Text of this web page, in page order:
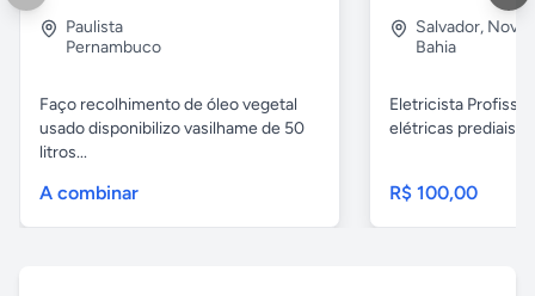
Paulista
Pernambuco
Faço recolhimento de óleo vegetal
usado disponibilizo vasilhame de 50
litros...
A combinar
Salvador, Nova
Bahia
Eletricista
elétricas prediais e
R$ 100,00